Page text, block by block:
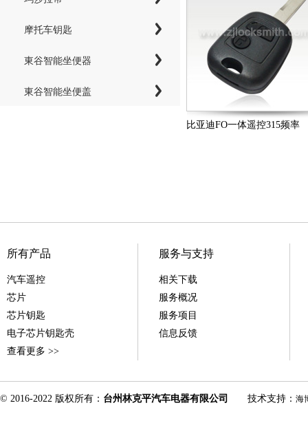
摩托车钥匙
東谷智能坐便器
東谷智能坐便盖
比亚迪FO一体遥控315频率
所有产品
汽车遥控
芯片
芯片钥匙
电子芯片钥匙壳
查看更多 >>
服务与支持
相关下载
服务概况
服务项目
信息反馈
© 2016-2022 版权所有： 台州林克平汽车电器有限公司 技术支持： 海